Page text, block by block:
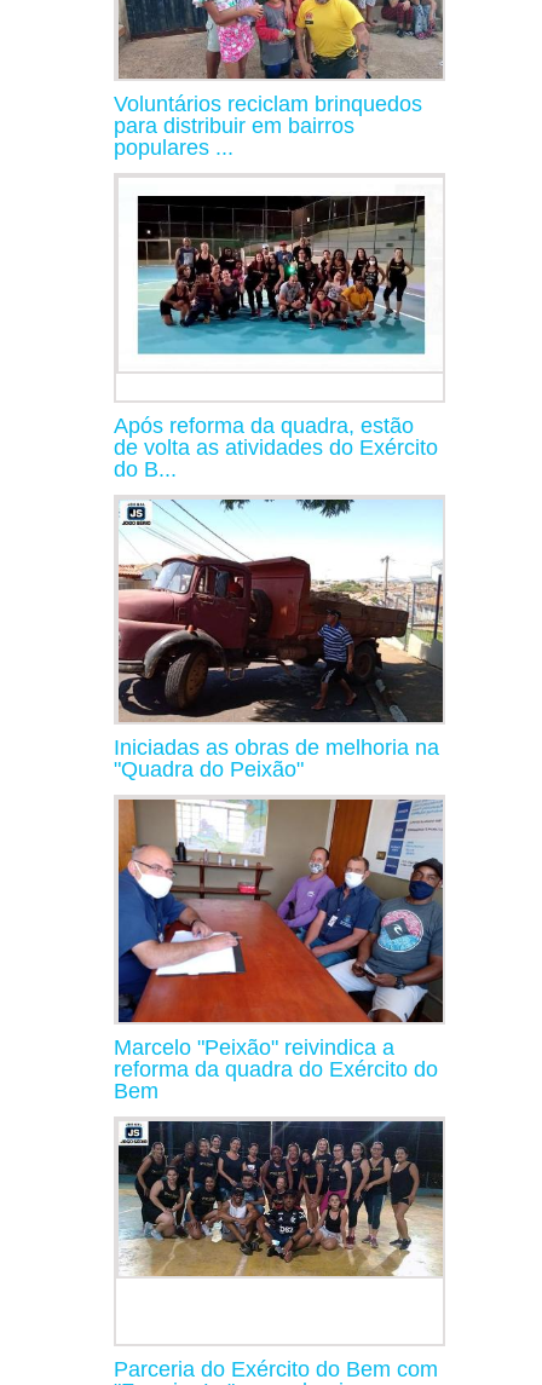
Voluntários reciclam brinquedos
para distribuir em bairros
populares ...
Após reforma da quadra, estão
de volta as atividades do Exército
do B...
Iniciadas as obras de melhoria na
"Quadra do Peixão"
Marcelo "Peixão" reivindica a
reforma da quadra do Exército do
Bem
Parceria do Exército do Bem com